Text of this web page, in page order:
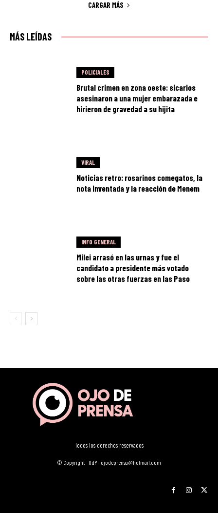
CARGAR MÁS
MÁS LEÍDAS
POLICIALES
Brutal crimen en zona oeste: sicarios
asesinaron a una mujer embarazada e
hirieron de gravedad a su hijita
VIRAL
Noticias retro: rosarinos comegatos, la
nota inventada y la reacción de Menem
INFO GENERAL
Milei arrasó en las urnas y fue el
candidato a presidente más votado
sobre las otras fuerzas en las Paso
Todos los derechos reservados
© Copyright - OdP - ojodeprensa@hotmail.com